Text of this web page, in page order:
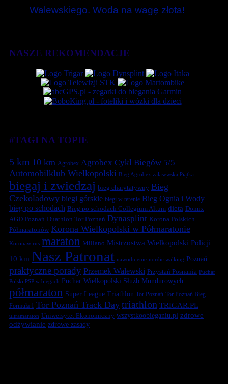
Walewskiego. Woda na wagę złota!
NASZE REKOMENDACJE
#TAGI NA TOPIE
5 km 10 km Agrobex Agrobex Cykl Biegów 5/5
Automobilklub Wielkopolski Bieg Agrobex zalasewska Piątka
biegaj i zwiedzaj bieg charytatywny Bieg
Czekoladowy biegi górskie biegi w terenie Bieg Ognia i Wody
bieg po schodach Bieg po schodach Collegium Altum dieta Domix
AGD Poznań Duathlon Tor Poznań Dynasplint Korona Polskich
Półmaratonów Korona Wielkopolski w Półmaratonie
Koronawirus maraton Millano Mistrzostwa Wielkopolski Policji
10 km Nasz Patronat nawodnienie nordic walking Poznań
praktyczne porady Przemek Walewski Przystań Posnania Puchar
Polski PSP w biegach Puchar Wielkopolski Służb Mundurowych
półmaraton Super League Triathlon Tor Poznań Tor Poznań Bieg
Formuła 1 Tor Poznań Track Day triathlon TRIGAR.PL
ultramaraton Uniwersytet Ekonomiczny wszystkoobieganiu.pl zdrowe
odżywianie zdrowe zasady